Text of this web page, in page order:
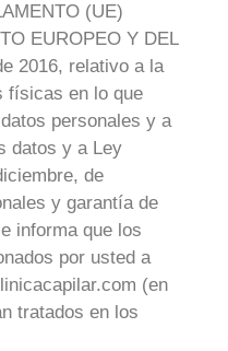
(UE)
EUROPEO Y DEL
2016, relativo a la
físicas en lo que
personales y a
datos y a Ley
de
y garantía de
informa que los
por usted a
(en
tratados en los